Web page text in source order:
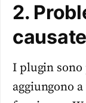
2.
I plugin sono
aggiungono